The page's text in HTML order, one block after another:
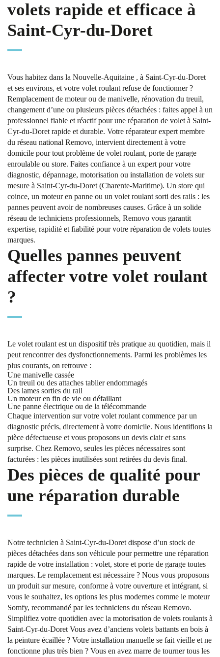
volets rapide et efficace à
Saint-Cyr-du-Doret
Vous habitez dans la Nouvelle-Aquitaine , à Saint-Cyr-du-Doret
et ses environs, et votre volet roulant refuse de fonctionner ?
Remplacement de moteur ou de manivelle, rénovation du treuil,
changement d’une ou plusieurs pièces détachées : faites appel à un
professionnel fiable et réactif pour une réparation de volet à Saint-
Cyr-du-Doret rapide et durable. Votre réparateur expert membre
du réseau national Removo, intervient directement à votre
domicile pour tout problème de volet roulant, porte de garage
enroulable ou store. Faites confiance à un expert pour votre
diagnostic, dépannage, motorisation ou installation de volets sur
mesure à Saint-Cyr-du-Doret (Charente-Maritime). Un store qui
coince, un moteur en panne ou un volet roulant sorti des rails : les
pannes peuvent avoir de nombreuses causes. Grâce à un solide
réseau de techniciens professionnels, Removo vous garantit
expertise, rapidité et fiabilité pour votre réparation de volets toutes
marques.
Quelles pannes peuvent
affecter votre volet roulant
?
Le volet roulant est un dispositif très pratique au quotidien, mais il
peut rencontrer des dysfonctionnements. Parmi les problèmes les
plus courants, on retrouve :
Une manivelle cassée
Un treuil ou des attaches tablier endommagés
Des lames sorties du rail
Un moteur en fin de vie ou défaillant
Une panne électrique ou de la télécommande
Chaque intervention sur votre volet roulant commence par un
diagnostic précis, directement à votre domicile. Nous identifions la
pièce défectueuse et vous proposons un devis clair et sans
surprise. Chez Removo, seules les pièces nécessaires sont
facturées : les pièces inutilisées sont retirées du devis final.
Des pièces de qualité pour
une réparation durable
Notre technicien à Saint-Cyr-du-Doret dispose d’un stock de
pièces détachées dans son véhicule pour permettre une réparation
rapide de votre installation : volet, store et porte de garage toutes
marques. Le remplacement est nécessaire ? Nous vous proposons
un produit sur mesure, conforme à votre ouverture et intégrant, si
vous le souhaitez, les options les plus modernes comme le moteur
Somfy, recommandé par les techniciens du réseau Removo.
Simplifiez votre quotidien avec la motorisation de volets roulants à
Saint-Cyr-du-Doret Vous avez d’anciens volets battants en bois à
la peinture écaillée ? Votre installation manuelle se fait vieille et ne
fonctionne plus très bien ? Vous en avez marre de tourner tous les